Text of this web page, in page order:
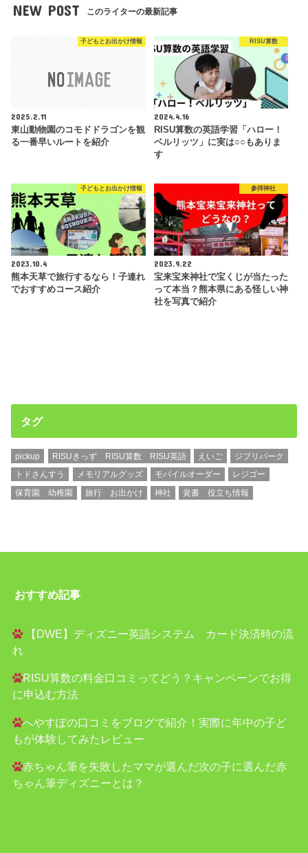
NEW POST このライターの最新記事
子どもとお出かけ情報
2025.2.11
東山動物園のコモドドラゴンを観
る一番早いルートを紹介
RISU算数
2024.4.16
RISU算数の英語学習「ハロー！
ベルリッツ」に実は○○もありま
す
子どもとお出かけ情報
2023.10.4
熊本天草で旅行するなら！子連れ
でおすすめコース紹介
参拝神社
2023.9.22
宝来宝来神社で宝くじが当たった
って本当？熊本県にある怪しい神
社を写真で紹介
タグ
pickup RISUきっず RISU算数 RISU英語 えいご
ジブリパーク
トドさんすう
メモリアルグッズ モバイルオーダー
レジゴー
保育園 幼稚園
旅行 お出かけ 神社 覚書 役立ち情報
おすすめ記事
【DWE】ディズニー英語システム カード決済時の流
れ
RISU算数の料金口コミってどう？キャンペーンでお得
に申込む方法
へやすぽの口コミをブログで紹介！実際に年中の子ど
もが体験してみたレビュー
赤ちゃん筆を失敗したママが選んだ次の子に選んだ赤
ちゃん筆ディズニーとは？